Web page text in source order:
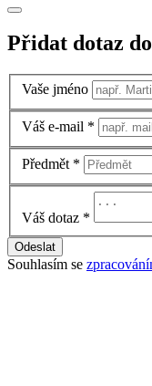
Přidat dotaz
Vaše jméno
Váš e-mail *
Předmět *
Váš dotaz *
Odeslat
Souhlasím se